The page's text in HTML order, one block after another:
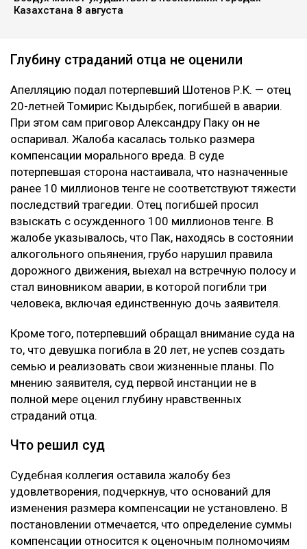
Казахстана 8 августа
Глубину страданий отца не оценили
Апелляцию подал потерпевший Шотенов Р.К. — отец
20-летней Томирис Кыдырбек, погибшей в аварии.
При этом сам приговор Александру Паку он не
оспаривал. Жалоба касалась только размера
компенсации морального вреда. В суде
потерпевшая сторона настаивала, что назначенные
ранее 10 миллионов тенге не соответствуют тяжести
последствий трагедии. Отец погибшей просил
взыскать с осужденного 100 миллионов тенге. В
жалобе указывалось, что Пак, находясь в состоянии
алкогольного опьянения, грубо нарушил правила
дорожного движения, выехал на встречную полосу и
стал виновником аварии, в которой погибли три
человека, включая единственную дочь заявителя.
Кроме того, потерпевший обращал внимание суда на
то, что девушка погибла в 20 лет, не успев создать
семью и реализовать свои жизненные планы. По
мнению заявителя, суд первой инстанции не в
полной мере оценил глубину нравственных
страданий отца.
Что решил суд
Судебная коллегия оставила жалобу без
удовлетворения, подчеркнув, что оснований для
изменения размера компенсации не установлено. В
постановлении отмечается, что определение суммы
компенсации относится к оценочным полномочиям